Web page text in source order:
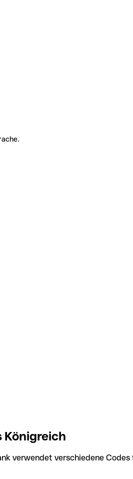
Königreich
verwendet verschiedene